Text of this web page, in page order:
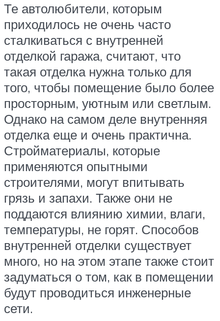
Те автолюбители, которым
приходилось не очень часто
сталкиваться с внутренней
отделкой гаража, считают, что
такая отделка нужна только для
того, чтобы помещение было более
просторным, уютным или светлым.
Однако на самом деле внутренняя
отделка еще и очень практична.
Стройматериалы, которые
применяются опытными
строителями, могут впитывать
грязь и запахи. Также они не
поддаются влиянию химии, влаги,
температуры, не горят. Способов
внутренней отделки существует
много, но на этом этапе также стоит
задуматься о том, как в помещении
будут проводиться инженерные
сети.